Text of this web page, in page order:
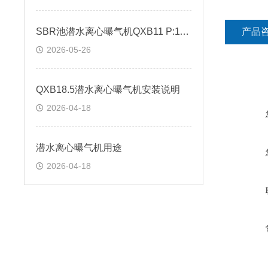
SBR池潜水离心曝气机QXB11 P:11KW
2026-05-26
QXB18.5潜水离心曝气机安装说明
2026-04-18
潜水离心曝气机用途
2026-04-18
产品